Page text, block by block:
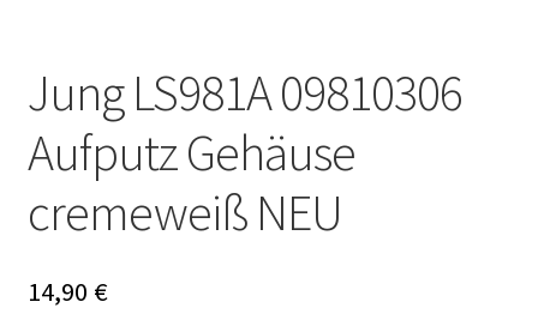
Jung LS981A 09810306
Aufputz Gehäuse
cremeweiß NEU
14,90 €